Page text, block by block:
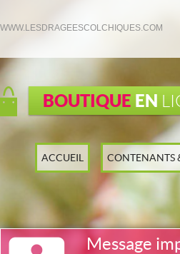
WWW.LESDRAGEESCOLCHIQUES.COM
BOUTIQUE EN
ACCUEIL CONTENANTS
Message